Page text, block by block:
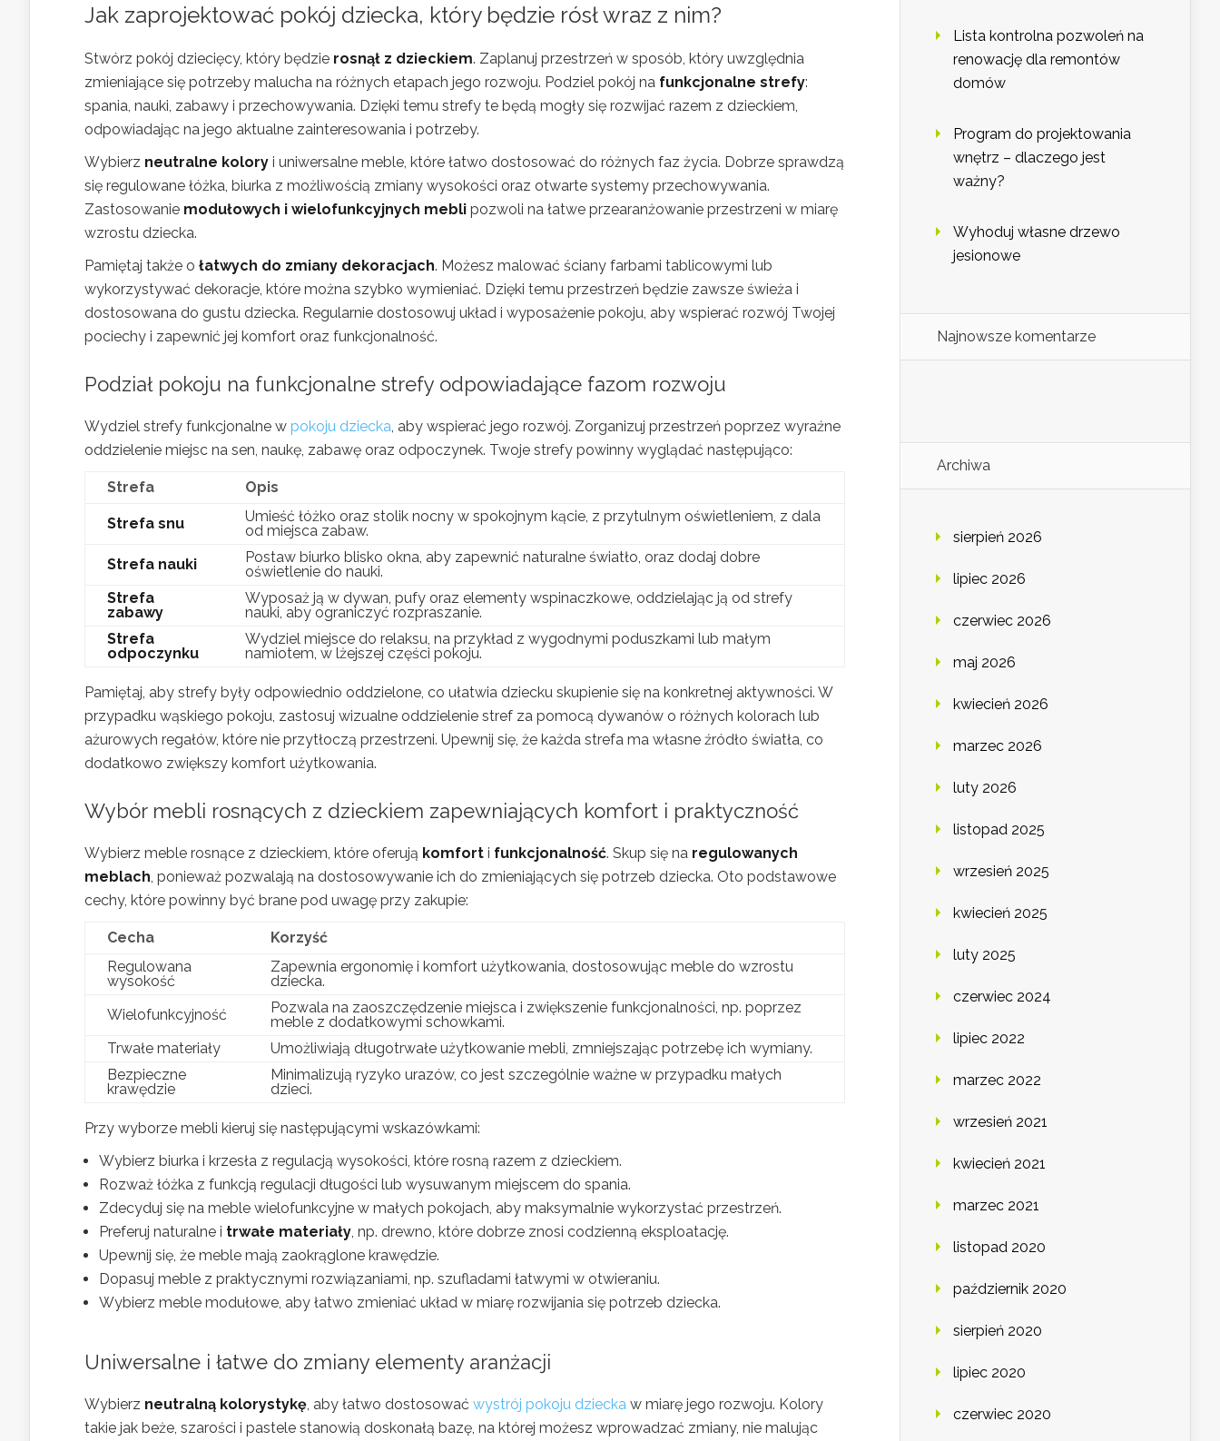
Jak zaprojektować pokój dziecka, który będzie rósł wraz z nim?
Stwórz pokój dziecięcy, który będzie rosnął z dzieckiem. Zaplanuj przestrzeń w sposób, który uwzględnia
zmieniające się potrzeby malucha na różnych etapach jego rozwoju. Podziel pokój na funkcjonalne strefy:
spania, nauki, zabawy i przechowywania. Dzięki temu strefy te będą mogły się rozwijać razem z dzieckiem,
odpowiadając na jego aktualne zainteresowania i potrzeby.
Wybierz neutralne kolory i uniwersalne meble, które łatwo dostosować do różnych faz życia. Dobrze sprawdzą
się regulowane łóżka, biurka z możliwością zmiany wysokości oraz otwarte systemy przechowywania.
Zastosowanie modułowych i wielofunkcyjnych mebli pozwoli na łatwe przearanżowanie przestrzeni w miarę
wzrostu dziecka.
Pamiętaj także o łatwych do zmiany dekoracjach. Możesz malować ściany farbami tablicowymi lub
wykorzystywać dekoracje, które można szybko wymieniać. Dzięki temu przestrzeń będzie zawsze świeża i
dostosowana do gustu dziecka. Regularnie dostosowuj układ i wyposażenie pokoju, aby wspierać rozwój Twojej
pociechy i zapewnić jej komfort oraz funkcjonalność.
Podział pokoju na funkcjonalne strefy odpowiadające fazom rozwoju
Wydziel strefy funkcjonalne w pokoju dziecka , aby wspierać jego rozwój. Zorganizuj przestrzeń poprzez wyraźne
oddzielenie miejsc na sen, naukę, zabawę oraz odpoczynek. Twoje strefy powinny wyglądać następująco:
Strefa Opis
Strefa snu
Umieść łóżko oraz stolik nocny w spokojnym kącie, z przytulnym oświetleniem, z dala
od miejsca zabaw.
Strefa nauki
Postaw biurko blisko okna, aby zapewnić naturalne światło, oraz dodaj dobre
oświetlenie do nauki.
Strefa
zabawy
Wyposaż ją w dywan, pufy oraz elementy wspinaczkowe, oddzielając ją od strefy
nauki, aby ograniczyć rozpraszanie.
Strefa
odpoczynku
Wydziel miejsce do relaksu, na przykład z wygodnymi poduszkami lub małym
namiotem, w lżejszej części pokoju.
Pamiętaj, aby strefy były odpowiednio oddzielone, co ułatwia dziecku skupienie się na konkretnej aktywności. W
przypadku wąskiego pokoju, zastosuj wizualne oddzielenie stref za pomocą dywanów o różnych kolorach lub
ażurowych regałów, które nie przytłoczą przestrzeni. Upewnij się, że każda strefa ma własne źródło światła, co
dodatkowo zwiększy komfort użytkowania.
Wybór mebli rosnących z dzieckiem zapewniających komfort i praktyczność
Wybierz meble rosnące z dzieckiem, które oferują komfort i funkcjonalność. Skup się na regulowanych
meblach , ponieważ pozwalają na dostosowywanie ich do zmieniających się potrzeb dziecka. Oto podstawowe
cechy, które powinny być brane pod uwagę przy zakupie:
Cecha
Korzyść
Regulowana
wysokość
Zapewnia ergonomię i komfort użytkowania, dostosowując meble do wzrostu
dziecka.
Wielofunkcyjność
Pozwala na zaoszczędzenie miejsca i zwiększenie funkcjonalności, np. poprzez
meble z dodatkowymi schowkami.
Trwałe materiały
Umożliwiają długotrwałe użytkowanie mebli, zmniejszając potrzebę ich wymiany.
Bezpieczne
krawędzie
Minimalizują ryzyko urazów, co jest szczególnie ważne w przypadku małych
dzieci.
Przy wyborze mebli kieruj się następującymi wskazówkami:
Wybierz biurka i krzesła z regulacją wysokości, które rosną razem z dzieckiem.
Rozważ łóżka z funkcją regulacji długości lub wysuwanym miejscem do spania.
Zdecyduj się na meble wielofunkcyjne w małych pokojach, aby maksymalnie wykorzystać przestrzeń.
Preferuj naturalne i trwałe materiały , np. drewno, które dobrze znosi codzienną eksploatację.
Upewnij się, że meble mają zaokrąglone krawędzie.
Dopasuj meble z praktycznymi rozwiązaniami, np. szufladami łatwymi w otwieraniu.
Wybierz meble modułowe, aby łatwo zmieniać układ w miarę rozwijania się potrzeb dziecka.
Uniwersalne i łatwe do zmiany elementy aranżacji
Wybierz neutralną kolorystykę , aby łatwo dostosować wystrój pokoju dziecka w miarę jego rozwoju. Kolory
takie jak beże, szarości i pastele stanowią doskonałą bazę, na której możesz wprowadzać zmiany, nie malując
Lista kontrolna pozwoleń na
renowację dla remontów
domów
Program do projektowania
wnętrz – dlaczego jest
ważny?
Wyhoduj własne drzewo
jesionowe
Najnowsze komentarze
Archiwa
sierpień 2026
lipiec 2026
czerwiec 2026
maj 2026
kwiecień 2026
marzec 2026
luty 2026
listopad 2025
wrzesień 2025
kwiecień 2025
luty 2025
czerwiec 2024
lipiec 2022
marzec 2022
wrzesień 2021
kwiecień 2021
marzec 2021
listopad 2020
październik 2020
sierpień 2020
lipiec 2020
czerwiec 2020